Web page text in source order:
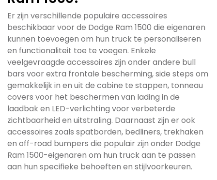
Er zijn verschillende populaire accessoires
beschikbaar voor de Dodge Ram 1500 die eigenaren
kunnen toevoegen om hun truck te personaliseren
en functionaliteit toe te voegen. Enkele
veelgevraagde accessoires zijn onder andere bull
bars voor extra frontale bescherming, side steps om
gemakkelijk in en uit de cabine te stappen, tonneau
covers voor het beschermen van lading in de
laadbak en LED-verlichting voor verbeterde
zichtbaarheid en uitstraling. Daarnaast zijn er ook
accessoires zoals spatborden, bedliners, trekhaken
en off-road bumpers die populair zijn onder Dodge
Ram 1500-eigenaren om hun truck aan te passen
aan hun specifieke behoeften en stijlvoorkeuren.